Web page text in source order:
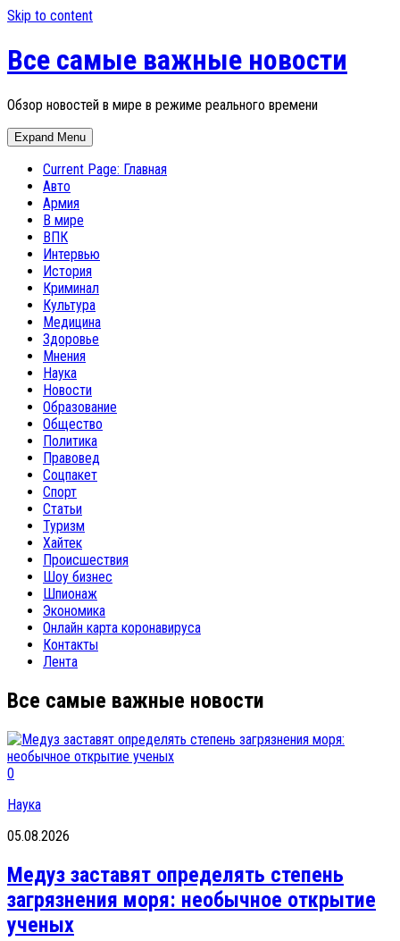
Skip to content
Все самые важные новости
Обзор новостей в мире в режиме реального времени
Expand Menu
Current Page: Главная
Авто
Армия
В мире
ВПК
Интервью
История
Криминал
Культура
Медицина
Здоровье
Мнения
Наука
Новости
Образование
Общество
Политика
Правовед
Соцпакет
Спорт
Статьи
Туризм
Хайтек
Происшествия
Шоу бизнес
Шпионаж
Экономика
Онлайн карта коронавируса
Контакты
Лента
Все самые важные новости
0
Наука
05.08.2026
Медуз заставят определять степень
загрязнения моря: необычное открытие
ученых